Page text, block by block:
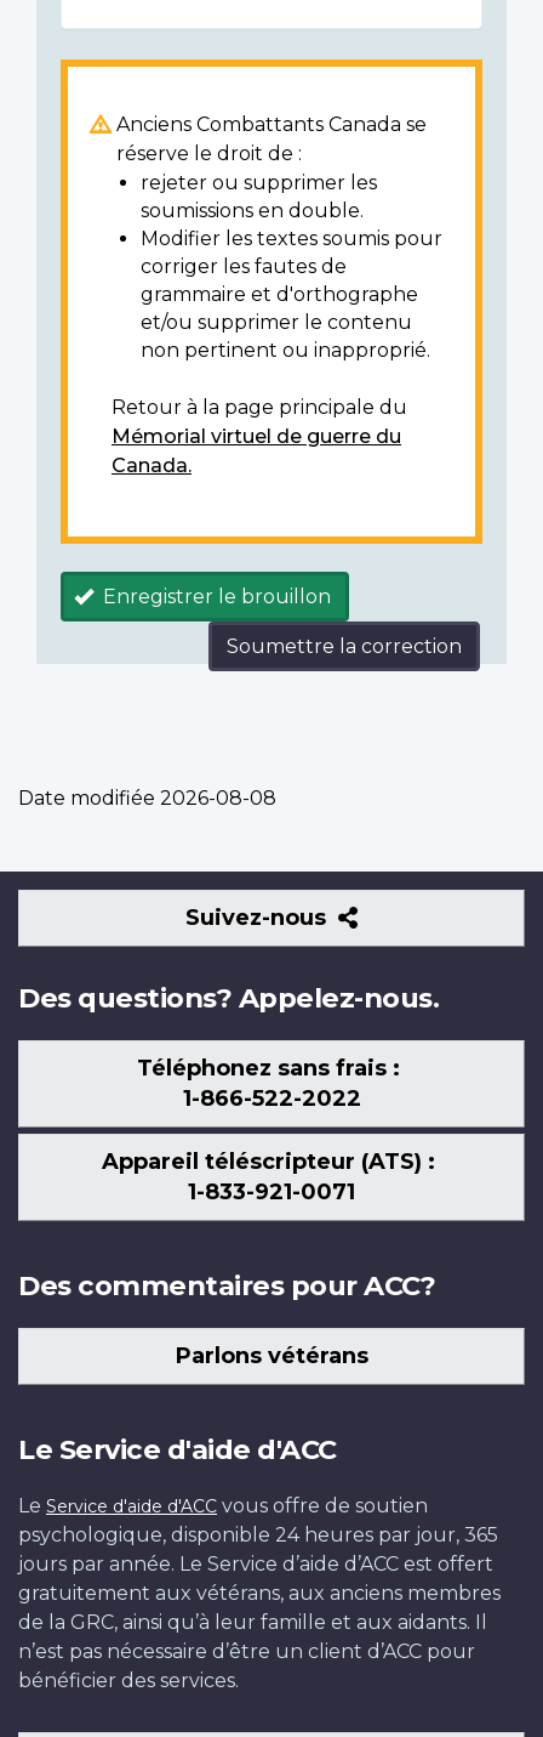
Anciens Combattants Canada se
réserve le droit de :
rejeter ou supprimer les
soumissions en double.
Modifier les textes soumis pour
corriger les fautes de
grammaire et d'orthographe
et/ou supprimer le contenu
non pertinent ou inapproprié.
Retour à la page principale du
Mémorial virtuel de guerre du
Canada.
Enregistrer le brouillon
Soumettre la correction
Date modifiée 2026-08-08
Suivez-nous
Suivez-
nous
Des questions? Appelez-nous.
Téléphonez sans frais :
1-866-522-2022
Appareil téléscripteur (ATS) :
1-833-921-0071
Des commentaires pour ACC?
Parlons vétérans
Le Service d'aide d'ACC
Le Service d'aide d'ACC vous offre de soutien
psychologique, disponible 24 heures par jour, 365
jours par année. Le Service d’aide d’ACC est offert
gratuitement aux vétérans, aux anciens membres
de la GRC, ainsi qu’à leur famille et aux aidants. Il
n’est pas nécessaire d’être un client d’ACC pour
bénéficier des services.